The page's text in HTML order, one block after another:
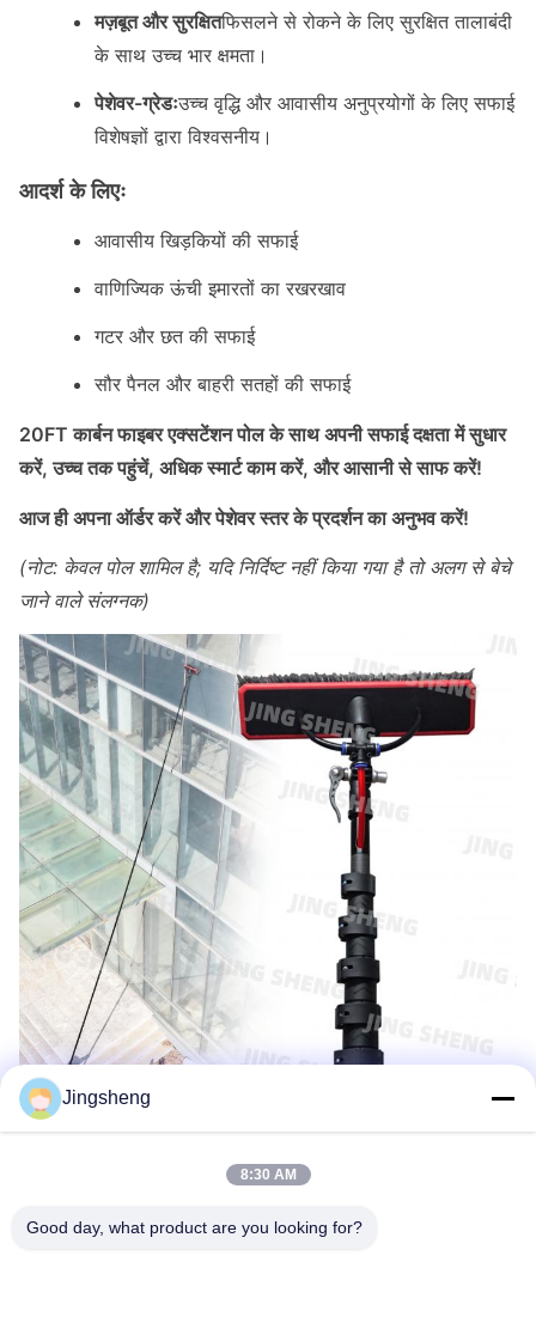
मज़बूत और सुरक्षितफिसलने से रोकने के लिए सुरक्षित तालाबंदी
के साथ उच्च भार क्षमता।
पेशेवर-ग्रेडःउच्च वृद्धि और आवासीय अनुप्रयोगों के लिए सफाई
विशेषज्ञों द्वारा विश्वसनीय।
आदर्श के लिएः
आवासीय खिड़कियों की सफाई
वाणिज्यिक ऊंची इमारतों का रखरखाव
गटर और छत की सफाई
सौर पैनल और बाहरी सतहों की सफाई
20FT कार्बन फाइबर एक्सटेंशन पोल के साथ अपनी सफाई दक्षता में सुधार
करें, उच्च तक पहुंचें, अधिक स्मार्ट काम करें, और आसानी से साफ करें!
आज ही अपना ऑर्डर करें और पेशेवर स्तर के प्रदर्शन का अनुभव करें!
(नोट: केवल पोल शामिल है; यदि निर्दिष्ट नहीं किया गया है तो अलग से बेचे
जाने वाले संलग्नक)
Jingsheng
8:30 AM
Good day, what product are you looking for?